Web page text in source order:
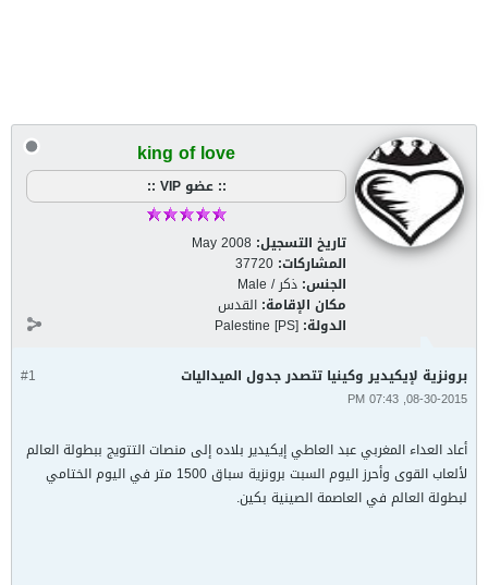
king of love
:: عضو VIP ::
تاريخ التسجيل: May 2008
المشاركات: 37720
الجنس: ذكر / Male
مكان الإقامة: القدس
الدولة: Palestine [PS]
#1 برونزية لإيكيدير وكينيا تتصدر جدول الميداليات
08-30-2015, 07:43 PM
أعاد العداء المغربي عبد العاطي إيكيدير بلاده إلى منصات التتويج ببطولة العالم
لألعاب القوى وأحرز اليوم السبت برونزية سباق 1500 متر في اليوم الختامي
لبطولة العالم في العاصمة الصينية بكين.